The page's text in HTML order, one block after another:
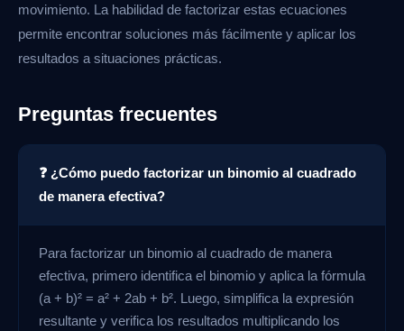
movimiento. La habilidad de factorizar estas ecuaciones
permite encontrar soluciones más fácilmente y aplicar los
resultados a situaciones prácticas.
Preguntas frecuentes
❓ ¿Cómo puedo factorizar un binomio al cuadrado
de manera efectiva?
Para factorizar un binomio al cuadrado de manera
efectiva, primero identifica el binomio y aplica la fórmula
(a + b)² = a² + 2ab + b². Luego, simplifica la expresión
resultante y verifica los resultados multiplicando los